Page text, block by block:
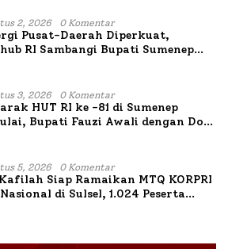
2, 2026 0 Komentar
Pusat-Daerah Diperkuat,
RI Sambangi Bupati Sumenep
3, 2026 0 Komentar
HUT RI ke -81 di Sumenep
Bupati Fauzi Awali dengan Doa
5, 2026 0 Komentar
Siap Ramaikan MTQ KORPRI
di Sulsel, 1.024 Peserta